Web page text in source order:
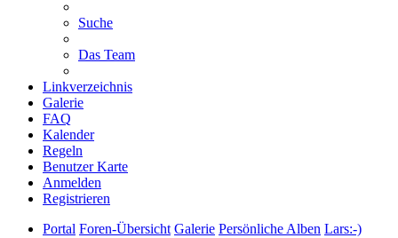
Suche
Das Team
Linkverzeichnis
Galerie
FAQ
Kalender
Regeln
Benutzer Karte
Anmelden
Registrieren
Portal Foren-Übersicht Galerie Persönliche Alben Lars:-)